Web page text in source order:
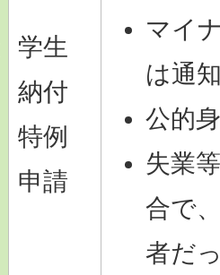
学生
納付
特例
申請
マイ
は通
公的
失業
合で
者だ